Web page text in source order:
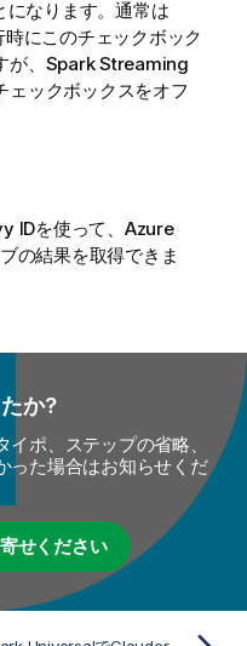
なります。通常は
にこのチェックボック
が、Spark Streaming
ェックボックスをオフ
IDを使って、Azure
の結果を取得できま
か?
ポ、ステップの省略、
った場合はお知らせくだ
せください